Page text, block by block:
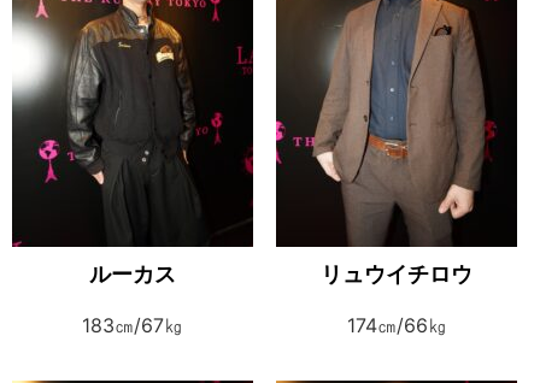
ルーカス
183㎝/67㎏
リュウイチロウ
174㎝/66㎏